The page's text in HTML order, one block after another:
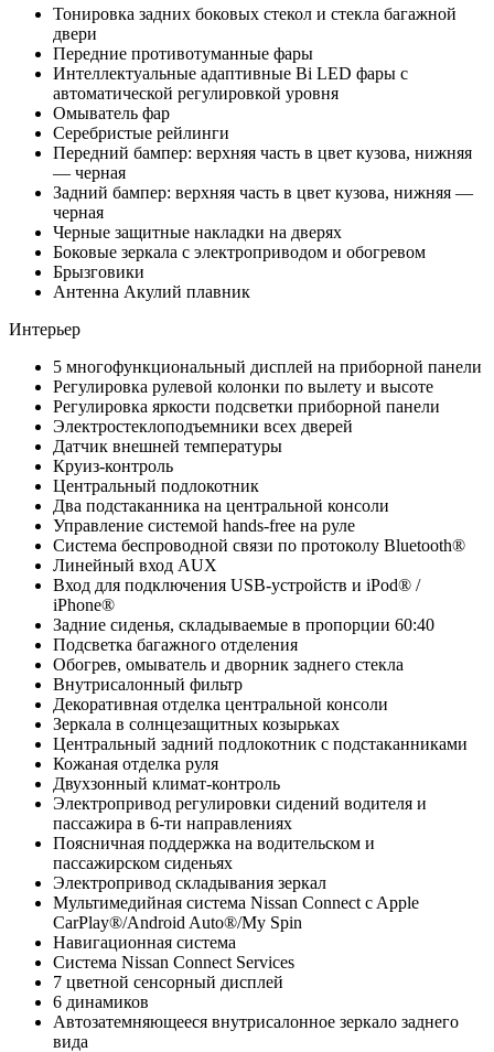
Тонировка задних боковых стекол и стекла багажной
двери
Передние противотуманные фары
Интеллектуальные адаптивные Bi LED фары с
автоматической регулировкой уровня
Омыватель фар
Серебристые рейлинги
Передний бампер: верхняя часть в цвет кузова, нижняя
— черная
Задний бампер: верхняя часть в цвет кузова, нижняя —
черная
Черные защитные накладки на дверях
Боковые зеркала с электроприводом и обогревом
Брызговики
Антенна Акулий плавник
Интерьер
5 многофункциональный дисплей на приборной панели
Регулировка рулевой колонки по вылету и высоте
Регулировка яркости подсветки приборной панели
Электростеклоподъемники всех дверей
Датчик внешней температуры
Круиз-контроль
Центральный подлокотник
Два подстаканника на центральной консоли
Управление системой hands-free на руле
Система беспроводной связи по протоколу Bluetooth®
Линейный вход AUX
Вход для подключения USB-устройств и iPod® /
iPhone®
Задние сиденья, складываемые в пропорции 60:40
Подсветка багажного отделения
Обогрев, омыватель и дворник заднего стекла
Внутрисалонный фильтр
Декоративная отделка центральной консоли
Зеркала в солнцезащитных козырьках
Центральный задний подлокотник с подстаканниками
Кожаная отделка руля
Двухзонный климат-контроль
Электропривод регулировки сидений водителя и
пассажира в 6-ти направлениях
Поясничная поддержка на водительском и
пассажирском сиденьях
Электропривод складывания зеркал
Мультимедийная система Nissan Connect c Apple
CarPlay®/Android Auto®/My Spin
Навигационная система
Система Nissan Connect Services
7 цветной сенсорный дисплей
6 динамиков
Автозатемняющееся внутрисалонное зеркало заднего
вида